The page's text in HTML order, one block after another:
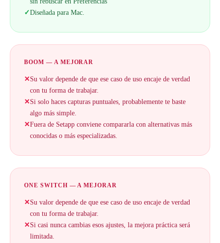
✓Diseñada para Mac.
BOOM — A MEJORAR
✕Su valor depende de que ese caso de uso encaje de verdad
con tu forma de trabajar.
✕Si solo haces capturas puntuales, probablemente te baste
algo más simple.
✕Fuera de Setapp conviene compararla con alternativas más
conocidas o más especializadas.
ONE SWITCH — A MEJORAR
✕Su valor depende de que ese caso de uso encaje de verdad
con tu forma de trabajar.
✕Si casi nunca cambias esos ajustes, la mejora práctica será
limitada.